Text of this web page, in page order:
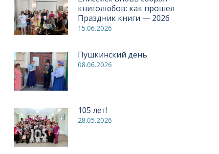
книголюбов: как прошел
Праздник книги — 2026
15.06.2026
Пушкинский день
08.06.2026
105 лет!
28.05.2026